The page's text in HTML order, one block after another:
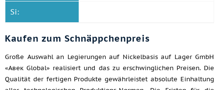
Si:
Kaufen zum Schnäppchenpreis
Große Auswahl an Legierungen auf Nickelbasis auf Lager GmbH
«Авек Global» realisiert und das zu erschwinglichen Preisen. Die
Qualität der fertigen Produkte gewährleistet absolute Einhaltung